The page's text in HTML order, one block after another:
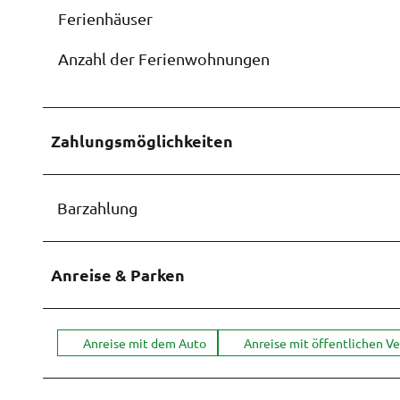
Ferienhäuser
Anzahl der Ferienwohnungen
Zahlungsmöglichkeiten
Barzahlung
Anreise & Parken
Anreise mit dem Auto Anreise mit öffentlichen